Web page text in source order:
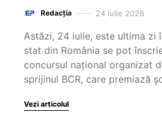
Redacția 24 iulie 2026
Astăzi, 24 iulie, este ultima zi
stat din România se pot
concursul național organizat
sprijinul BCR, care premiază
Vezi articolul